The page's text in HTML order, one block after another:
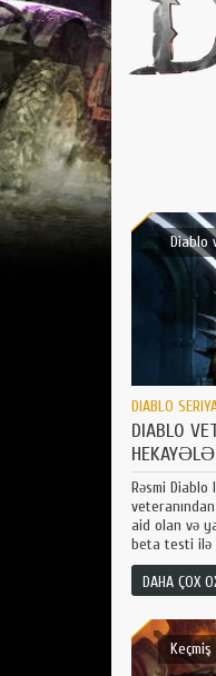
Diablo
DIABLO
DIABLO
Rəsmi
aid olan və
beta testi ilə
DAHA ÇOX